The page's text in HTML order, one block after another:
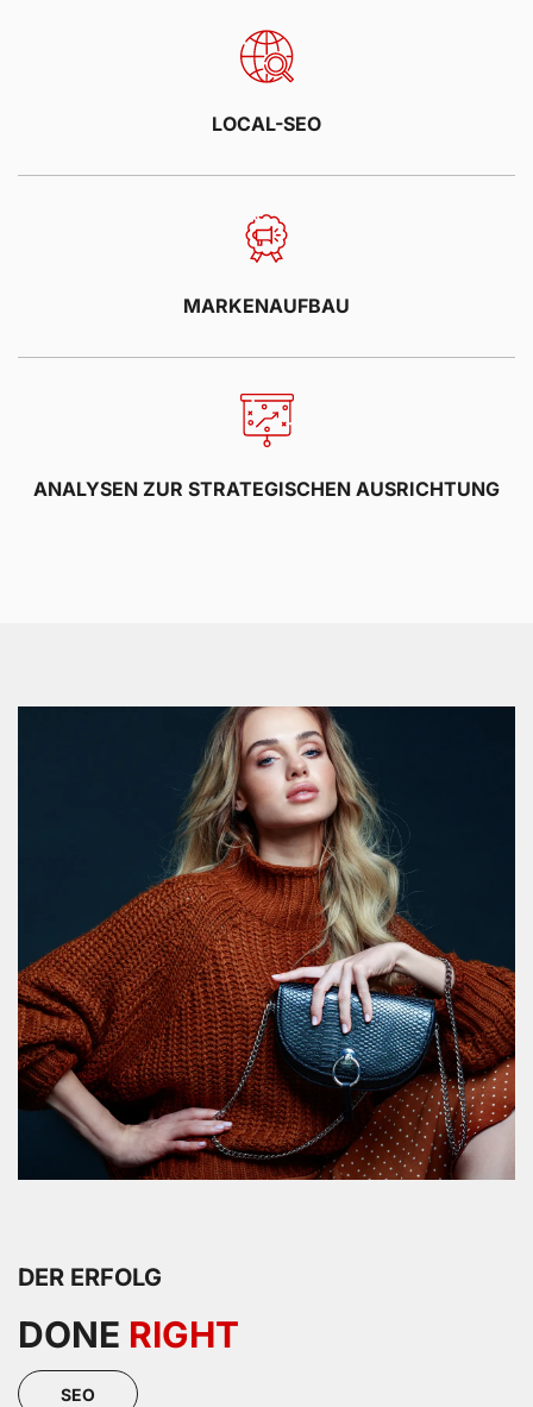
LOCAL-SEO
MARKENAUFBAU
ANALYSEN ZUR STRATEGISCHEN AUSRICHTUNG
DER ERFOLG
DONE RIGHT
SEO